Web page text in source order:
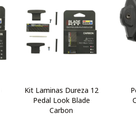
Kit Laminas Dureza 12
Pedal Look Blade
Carbon